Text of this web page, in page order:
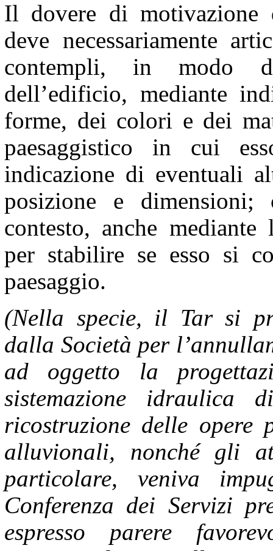
Il dovere di motivazione
deve necessariamente
contempli, in modo
dell’edificio, mediante
forme, dei colori e dei
paesaggistico in cui
indicazione di eventuali
posizione e
contesto, anche
per stabilire se esso si
paesaggio.
(Nella specie, il Tar si
dalla Società per
ad oggetto la
sistemazione
ricostruzione delle opere
alluvionali, nonché gli
particolare, veniva
Conferenza dei Servizi
espresso parere